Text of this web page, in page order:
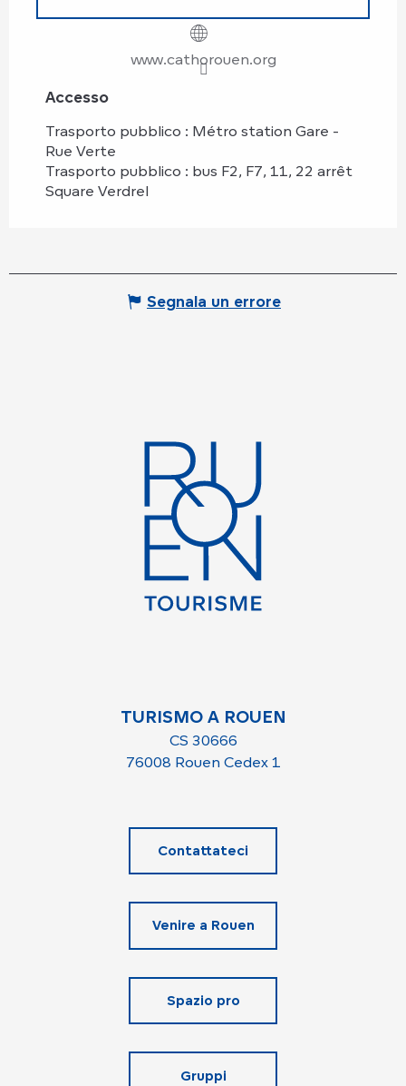
www.cathorouen.org
Accesso
Accesso
Trasporto pubblico : Métro station Gare -
Rue Verte
Trasporto pubblico : bus F2, F7, 11, 22 arrêt
Square Verdrel
Segnala un errore
TURISMO A ROUEN
CS 30666
76008 Rouen Cedex 1
Contattateci
Venire a Rouen
Spazio pro
Gruppi